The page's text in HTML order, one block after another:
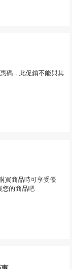
碼，此促銷不能與其
買商品時可享受優
您的商品吧